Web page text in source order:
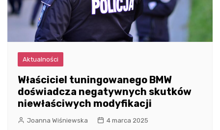
Aktualności
Właściciel tuningowanego BMW
doświadcza negatywnych skutków
niewłaściwych modyfikacji
Joanna Wiśniewska 4 marca 2025